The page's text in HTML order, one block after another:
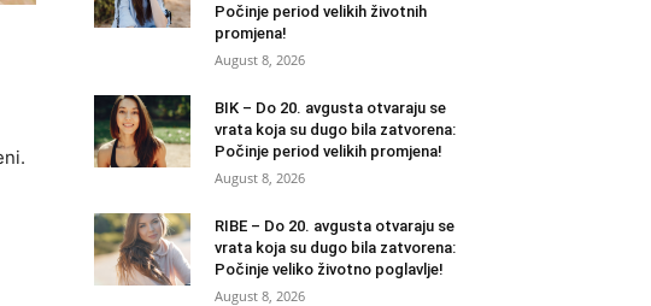
Počinje period velikih životnih
promjena!
August 8, 2026
BIK – Do 20. avgusta otvaraju se
vrata koja su dugo bila zatvorena:
Počinje period velikih promjena!
August 8, 2026
RIBE – Do 20. avgusta otvaraju se
vrata koja su dugo bila zatvorena:
Počinje veliko životno poglavlje!
August 8, 2026